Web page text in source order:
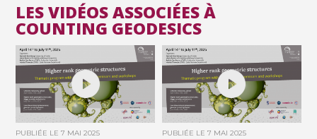
LES VIDÉOS ASSOCIÉES À
COUNTING GEODESICS
PUBLIÉE LE7 MAI 2025 PUBLIÉE LE 7 MAI 2025